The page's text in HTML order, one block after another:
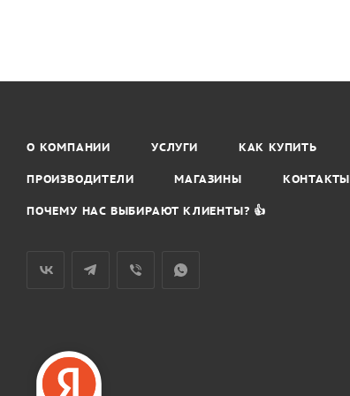
О КОМПАНИИ УСЛУГИ КАК КУПИТЬ
ПРОИЗВОДИТЕЛИ МАГАЗИНЫ КОНТАКТЫ
ПОЧЕМУ НАС ВЫБИРАЮТ КЛИЕНТЫ? 👍